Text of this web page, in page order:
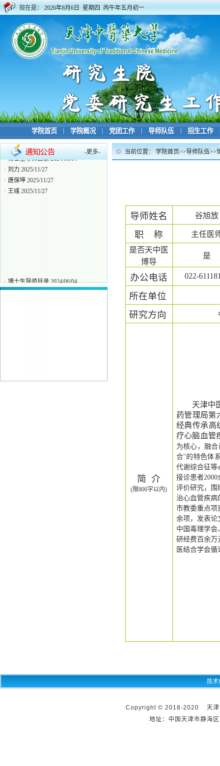
现在是： 2026年8月6日 星期四 丙午年五月初一
学院首页 学院概况 党团工作 导师队伍 招生工作
-更多-
博士生导师目录
· 刘力 2025/11/27
· 唐保坤 2025/11/27
· 王彧 2025/11/27
· 博士生导师目录 2024/06/04
· 刘力 2025/11/27
当前位置： 学院首页>>导师队伍>>
导师姓名 谷旭放
职 称
主任医
是否天中医
博导
是
办公电话 022-
所在单位
研究方向
简 介
(限800字以内)
天津中
药管理局第
经典传承高
疗心脑血管
为核心，融
合"的特色体
代谢综合征等
接诊患者2000
评价研究，围
治心血管疾病
市教委重点项
余项，发表论
中国毒理学
研经费百余万
医结合学会
技术
Copyright © 2018-2020 天津
地址：中国天津市静海